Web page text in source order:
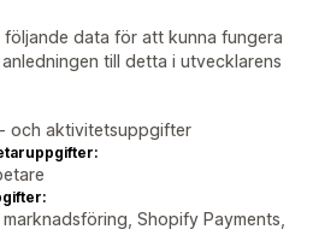
data för att kunna fungera
till detta i utvecklarens
och aktivitetsuppgifter
Shopify Payments,